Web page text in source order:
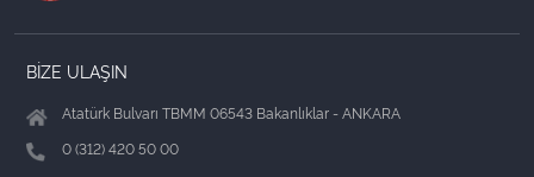
BİZE ULAŞIN
Atatürk Bulvarı TBMM 06543 Bakanlıklar - ANKARA
0 (312) 420 50 00